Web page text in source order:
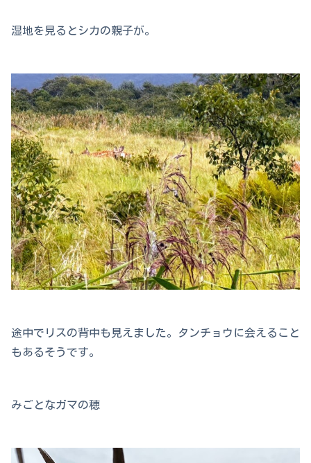
湿地を見るとシカの親子が。
途中でリスの背中も見えました。タンチョウに会えること
もあるそうです。
みごとなガマの穂